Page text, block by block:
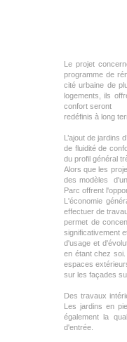
Le projet
programme de
cité urbaine de
logements, ils
confort seront
redéfinis à long
L’ajout de jardins
de fluidité de
du profil général
Alors que les
des modèles
Parc offrent
L'économie
effectuer de
permet de
significativement
d'usage et
en étant chez
espaces
sur les façades
Des travaux
Les jardins en
également la
d'entrée.